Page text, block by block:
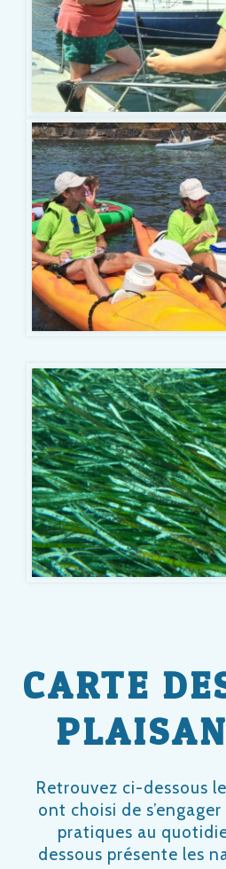
Méditerranée et le bulletin
CARTE
Retrouvez ci-dessous
ont choisi de
pratiques au
dessous présente les